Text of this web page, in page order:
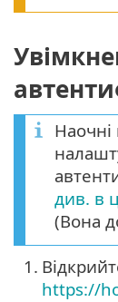
Наочні
див. в
(Вона
1.
https://